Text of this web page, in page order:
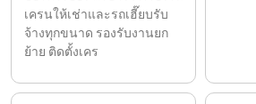
เครนให้เช่าและรถเฮี๊ยบรับ
จ้างทุกขนาด รองรับงานยก
ย้าย ติดตั้งเคร